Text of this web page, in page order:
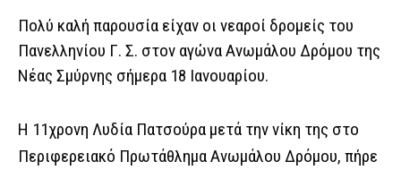
Πολύ καλή παρουσία είχαν οι νεαροί δρομείς του
Πανελληνίου Γ. Σ. στον αγώνα Ανωμάλου Δρόμου της
Νέας Σμύρνης σήμερα 18 Ιανουαρίου.
Η 11χρονη Λυδία Πατσούρα μετά την νίκη της στο
Περιφερειακό Πρωτάθλημα Ανωμάλου Δρόμου, πήρε